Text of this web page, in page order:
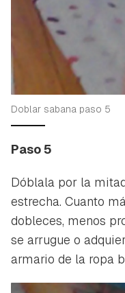
Doblar sabana paso 5
Paso 5
Dóblala por la
estrecha. Cuanto
dobleces, menos
se arrugue o
armario de la ropa